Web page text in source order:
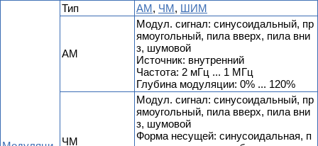
Тип АМ, ЧМ, ШИМ
АМ
Модул. сигнал: синусоидальный, пр
ямоугольный, пила вверх, пила вни
з, шумовой
Источник: внутренний
Частота: 2 мГц ... 1 МГц
Глубина модуляции: 0% ... 120%
ЧМ
Модул. сигнал: синусоидальный, пр
ямоугольный, пила вверх, пила вни
з, шумовой
Форма несущей: синусоидальная, п